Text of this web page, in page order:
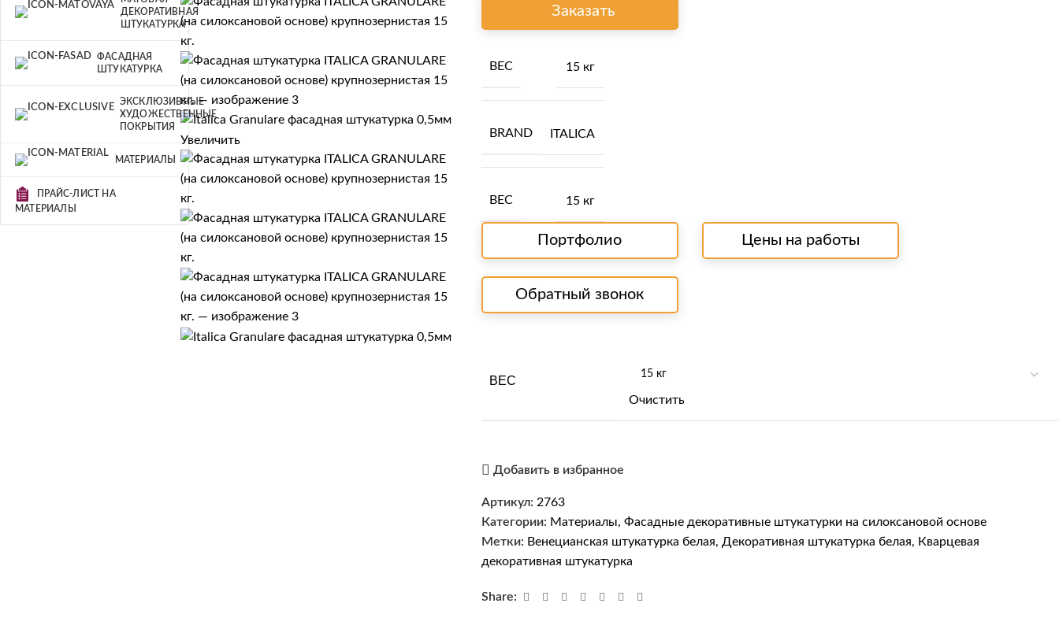
ДЕКОРАТИВНАЯ
ШТУКАТУРКА
ФАСАДНАЯ
ШТУКАТУРКА
ЭКСКЛЮЗИВНЫЕ
ХУДОЖЕСТВЕННЫЕ
ПОКРЫТИЯ
МАТЕРИАЛЫ
ПРАЙС-ЛИСТ НА
МАТЕРИАЛЫ
Увеличить
Заказать
ВЕС 15 кг
BRAND ITALICA
ВЕС 15 кг
Портфолио Цены на работы
Обратный звонок
ВЕС
Очистить
Добавить в избранное
Артикул: 2763
Категории: Материалы, Фасадные декоративные штукатурки на силоксановой основе
Метки: Венецианская штукатурка белая, Декоративная штукатурка белая, Кварцевая
декоративная штукатурка
Share: